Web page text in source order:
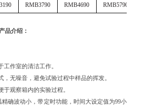
3190
RMB3790
RMB4690
RMB5790
品介绍：
工作室的清洁工作。
，无噪音，避免试验过程中样品的挥发。
观察箱内的实验过程。
确波动小，带定时功能，时间大设定值为99小